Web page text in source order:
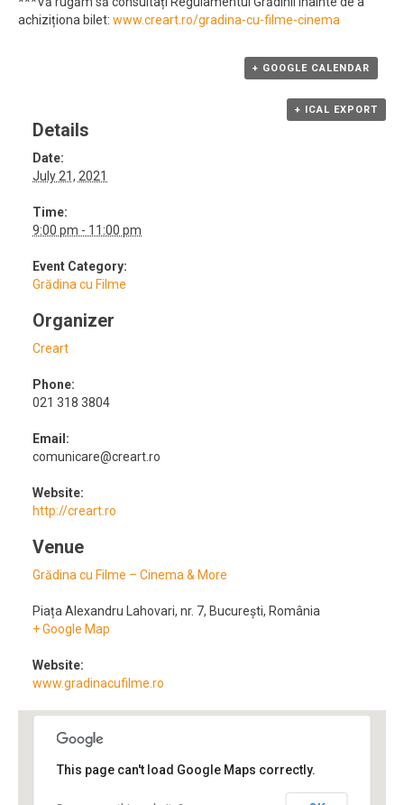
achiziționa bilet: www.creart.ro/gradina-cu-filme-cinema
+ GOOGLE CALENDAR
+ ICAL EXPORT
Details
Date:
July 21, 2021
Time:
9:00 pm - 11:00 pm
Event Category:
Grădina cu Filme
Organizer
Creart
Phone:
021 318 3804
Email:
comunicare@creart.ro
Website:
http://creart.ro
Venue
Grădina cu Filme – Cinema & More
Piața Alexandru Lahovari, nr. 7, București, România
+ Google Map
Website:
www.gradinacufilme.ro
This page can't load Google Maps correctly.